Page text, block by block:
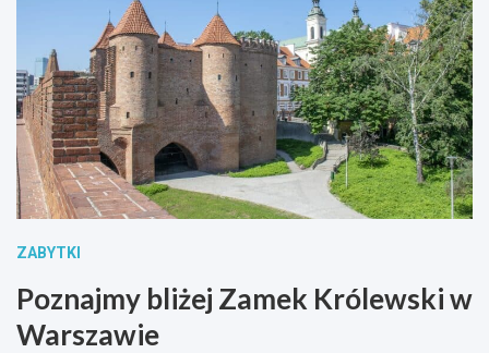
ZABYTKI
Poznajmy bliżej Zamek Królewski w
Warszawie